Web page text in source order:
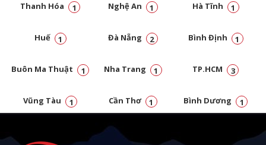
Thanh Hóa 1 Nghệ An 1 Hà Tĩnh 1
Huế 1 Đà Nẵng 2 Bình Định 1
Buôn Ma Thuật 1 Nha Trang 1 TP.HCM 3
Vũng Tàu 1 Cần Thơ 1 Bình Dương 1